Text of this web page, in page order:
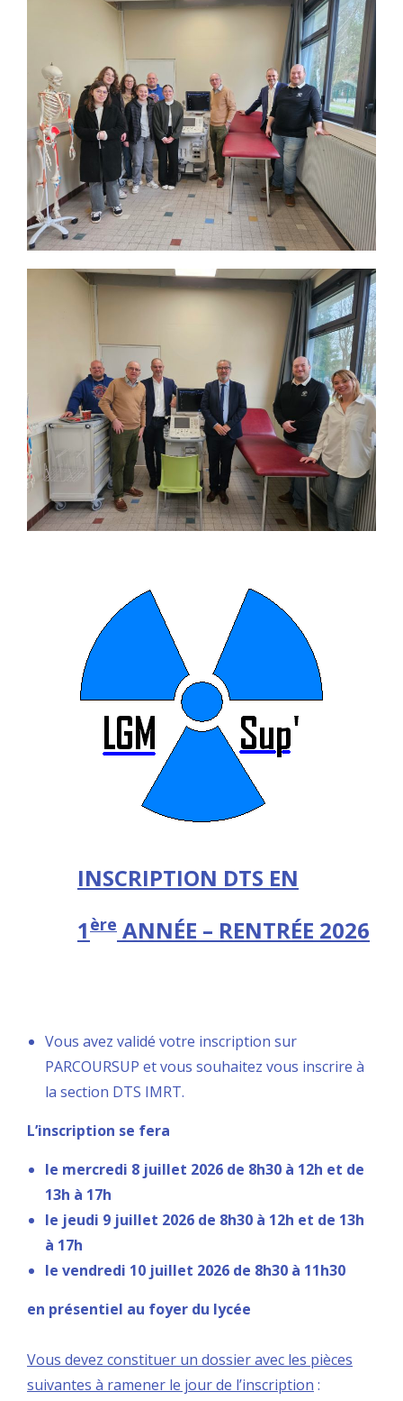
INSCRIPTION DTS EN
1 ère ANNÉE – RENTRÉE 2026
Vous avez validé votre inscription sur
PARCOURSUP et vous souhaitez vous inscrire à
la section DTS IMRT.
L’inscription se fera
le mercredi 8 juillet 2026 de 8h30 à 12h et de
13h à 17h
le jeudi 9 juillet 2026 de 8h30 à 12h et de 13h
à 17h
le vendredi 10 juillet 2026 de 8h30 à 11h30
en présentiel au foyer du lycée
Vous devez constituer un dossier avec les pièces
suivantes à ramener le jour de l’inscription :